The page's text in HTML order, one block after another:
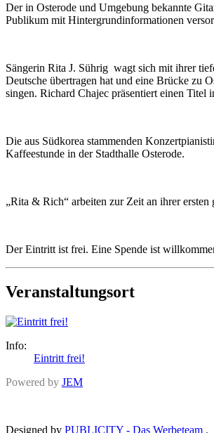
Der in Osterode und Umgebung bekannte
Publikum mit Hintergrundinformationen
Sängerin Rita J. Sührig wagt sich mit ihrer
Deutsche übertragen hat und eine Brücke zu
singen. Richard Chajec präsentiert einen Titel
Die aus Südkorea stammenden
Kaffeestunde in der Stadthalle Osterode.
„Rita & Rich“ arbeiten zur Zeit an ihrer
Der Eintritt ist frei. Eine Spende ist
Veranstaltungsort
Info:
Eintritt frei!
Powered by JEM
Designed by PUBLICITY - Das Werbeteam .